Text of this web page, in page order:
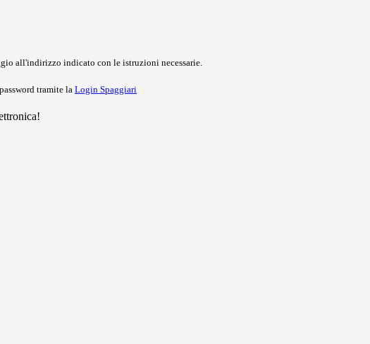
all'indirizzo indicato con le istruzioni necessarie.
tramite la Login Spaggiari